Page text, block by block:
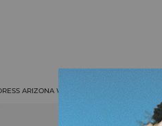
ARIZONA WITH HIGH SLIT